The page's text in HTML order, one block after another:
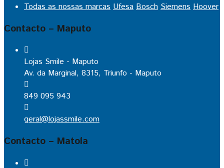
Todas as nossas marcas Ufesa Bosch Siemens Hoover
Contacto – Maputo
Lojas Smile - Maputo
Av. da Marginal, 8315, Triunfo - Maputo
849 095 943
geral@lojassmile.com
Contacto – Matola